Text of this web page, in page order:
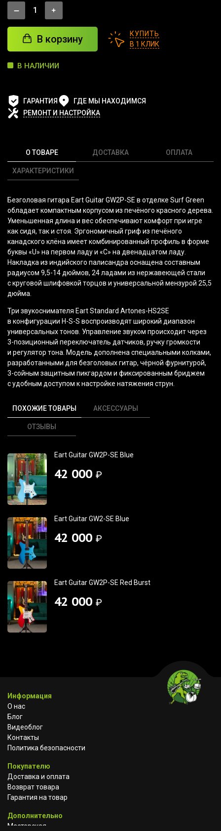
В корзину
КУПИТЬ
В 1 КЛИК
В НАЛИЧИИ
ГАРАНТИЯ
ГДЕ МЫ НАХОДИМСЯ
РЕМОНТ И НАСТРОЙКА
О ТОВАРЕ
ХАРАКТЕРИСТИКИ
ДОСТАВКА ОПЛАТА
Безголовая гитара Eart Guitar GW2P-SE в отделке Surf Green
обладает компактным корпусом из печёного красного дерева.
Уменьшенная длина и вес обеспечивают комфорт при игре
как сидя, так и стоя. Эргономичный гриф из печёного
канадского клёна имеет комбинированный профиль в форме
буквы «U» на первом ладу и «C» на двенадцатом ладу.
Накладка из индийского палисандра оснащена составным
радиусом 9,5-14 дюймов, 24 ладами из нержавеющей стали
с круговой шлифовкой торцов и универсальной мензурой 25,5
дюйма.
Три звукоснимателя Eart Standard Artones-HS2SE
в конфигурации H-S-S воспроизводят широкий диапазон
универсальных тонов. Управление звуком происходит через
3-позиционный переключатель датчиков, ручку громкости
и регулятор тона. Модель дополнена специальными колками,
разработанными для безголовых гитар, чёрной фурнитурой,
3-сойным защитным пикгардом и фиксированным бриджем
с удобным доступом к настройке натяжения струн.
ПОХОЖИЕ ТОВАРЫ АКСЕССУАРЫ
ОТЗЫВЫ
Eart Guitar GW2P-SE Blue
42 000 ₽
Eart Guitar GW2-SE Blue
42 000 ₽
Eart Guitar GW2P-SE Red Burst
42 000 ₽
Информация
О нас
Блог
Видеоблог
Контакты
Политика безопасности
Покупателю
Доставка и оплата
Возврат товара
Гарантия на товар
Дополнительно
Мастерская